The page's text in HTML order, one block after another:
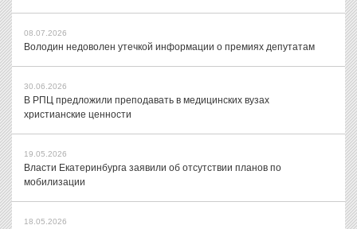
08.07.2026
Володин недоволен утечкой информации о премиях депутатам
30.06.2026
В РПЦ предложили преподавать в медицинских вузах
христианские ценности
19.05.2026
Власти Екатеринбурга заявили об отсутствии планов по
мобилизации
18.05.2026